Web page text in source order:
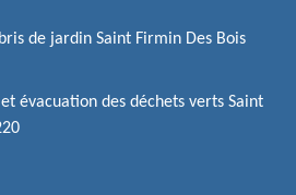
de jardin Saint Firmin Des Bois
évacuation des déchets verts Saint